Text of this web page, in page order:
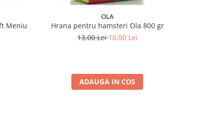
Meniu
OLA
Hrana pentru hamsteri Ola 800 gr
13,00 Lei10,00 Lei
ADAUGA IN COS